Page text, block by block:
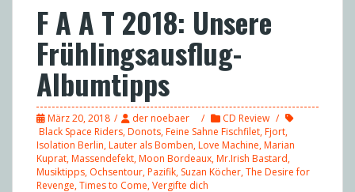
F A A T 2018: Unsere
Frühlingsausflug-
Albumtipps
März 20, 2018 der noebaer
CD Review
Black Space Riders,Donots,Feine Sahne Fischfilet,Fjort,
Isolation Berlin,Lauter als Bomben,Love Machine,Marian
Kuprat,Massendefekt,Moon Bordeaux,Mr.Irish Bastard,
Musiktipps, Ochsentour,Pazifik, Suzan Köcher,The Desire for
Revenge,Times to Come,Vergifte dich